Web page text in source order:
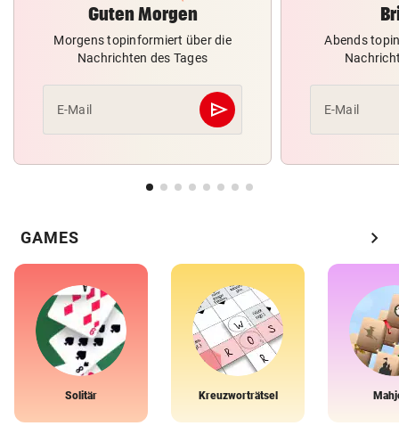
Guten Morgen
Morgens topinformiert über die
Nachrichten des Tages
E-Mail send
Abschicken
Abends
E-Mail
GAMES chevron_right
Solitär Kreuzworträtsel